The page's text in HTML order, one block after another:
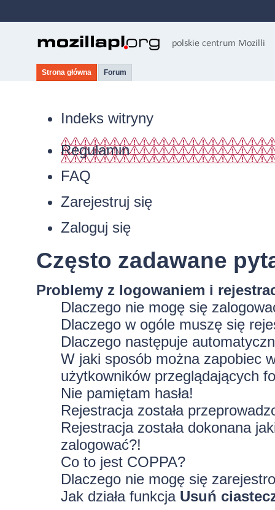
Strona główna Forum
Indeks witryny
Regulamin
FAQ
Zarejestruj się
Zaloguj się
Często zadawane
Problemy z logowaniem i
Dlaczego nie mogę się
Dlaczego w ogóle muszę się
Dlaczego następuje
W jaki sposób można zapobiec
użytkowników przeglądających
Nie pamiętam hasła!
Rejestracja została
Rejestracja została dokonana
zalogować?!
Co to jest COPPA?
Dlaczego nie mogę się
Jak działa funkcja Usuń